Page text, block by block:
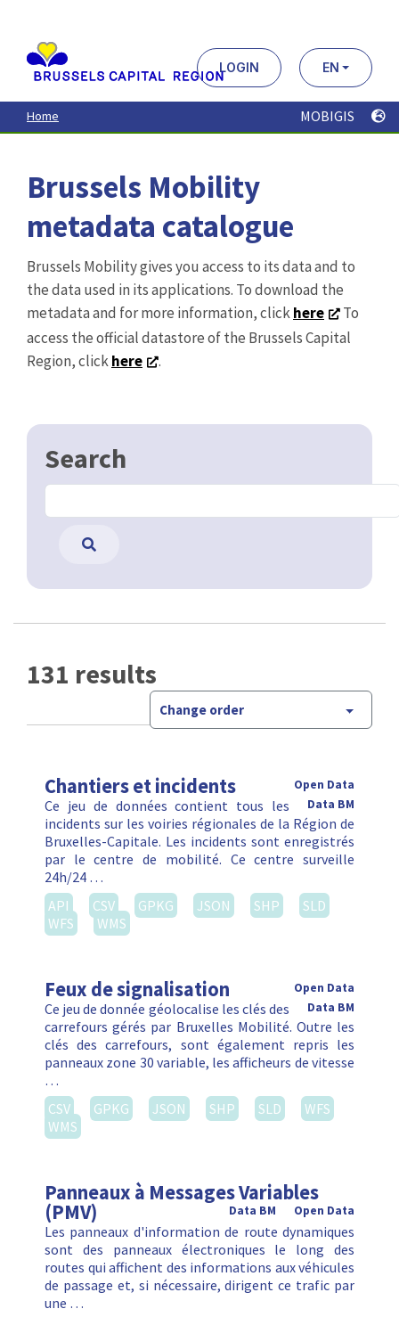
contenu
principal
LOGIN EN
Home MOBIGIS
Brussels Mobility
metadata catalogue
Brussels Mobility gives you access to its data and to
the data used in its applications. To download the
metadata and for more information, clickhere
To
access the official datastore of the Brussels Capital
Region, clickhere .
Search
131 results
Change order
Chantiers et incidents
Open Data
Data BM
Ce jeu de données contient tous les
incidents sur les voiries régionales de la Région de
Bruxelles-Capitale. Les incidents sont enregistrés
par le centre de mobilité. Ce centre surveille
24h/24 …
API
CSV GPKG JSON SHP
SLD
WFS
WMS
Feux de signalisation
Open Data
Data BM
Ce jeu de donnée géolocalise les clés des
carrefours gérés par Bruxelles Mobilité. Outre les
clés des carrefours, sont également repris les
panneaux zone 30 variable, les afficheurs de vitesse
…
CSV
GPKG JSON SHP SLD
WFS
WMS
Panneaux à Messages Variables
(PMV) Open Data
Data BM
Les panneaux d'information de route dynamiques
sont des panneaux électroniques le long des
routes qui affichent des informations aux véhicules
de passage et, si nécessaire, dirigent ce trafic par
une …